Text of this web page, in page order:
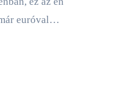
euróval…